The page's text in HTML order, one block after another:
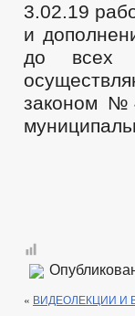
3.02.19
и
до всех
законом
« ВИДЕОЛЕКЦИИ И